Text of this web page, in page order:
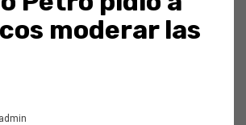
moderar las
admin